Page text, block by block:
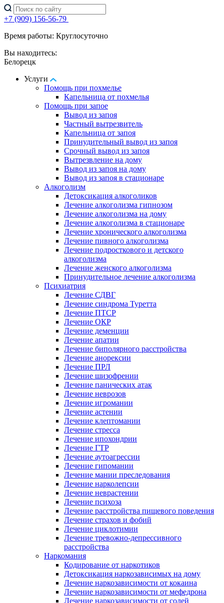
+7 (909) 156-56-79
Время работы: Круглосуточно
Вы находитесь:
Белорецк
Услуги
Помощь при похмелье
Капельница от похмелья
Помощь при запое
Вывод из запоя
Частный вытрезвитель
Капельница от запоя
Принудительный вывод из запоя
Срочный вывод из запоя
Вытрезвление на дому
Вывод из запоя на дому
Вывод из запоя в стационаре
Алкоголизм
Детоксикация алкоголиков
Лечение алкоголизма гипнозом
Лечение алкоголизма на дому
Лечение алкоголизма в стационаре
Лечение хронического алкоголизма
Лечение пивного алкоголизма
Лечение подросткового и детского
алкоголизма
Лечение женского алкоголизма
Принудительное лечение алкоголизма
Психиатрия
Лечение СДВГ
Лечение синдрома Туретта
Лечение ПТСР
Лечение ОКР
Лечение деменции
Лечение апатии
Лечение биполярного расстройства
Лечение анорексии
Лечение ПРЛ
Лечение шизофрении
Лечение панических атак
Лечение неврозов
Лечение игромании
Лечение астении
Лечение клептомании
Лечение стресса
Лечение ипохондрии
Лечение ГТР
Лечение аутоагрессии
Лечение гипомании
Лечение мании преследования
Лечение нарколепсии
Лечение неврастении
Лечение психоза
Лечение расстройства пищевого поведения
Лечение страхов и фобий
Лечение циклотимии
Лечение тревожно-депрессивного
расстройства
Наркомания
Кодирование от наркотиков
Детоксикация наркозависимых на дому
Лечение наркозависимости от кокаина
Лечение наркозависимости от мефедрона
Лечение наркозависимости от солей